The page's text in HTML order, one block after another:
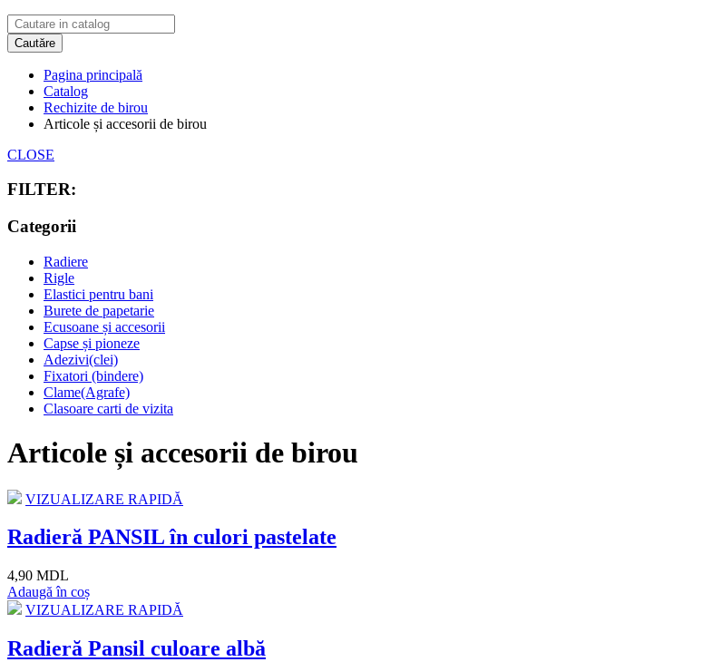
Cautăre
Pagina principală
Catalog
Rechizite de birou
Articole și accesorii de birou
CLOSE
FILTER:
Categorii
Radiere
Rigle
Elastici pentru bani
Burete de papetarie
Ecusoane și accesorii
Capse și pioneze
Adezivi(clei)
Fixatori (bindere)
Clame(Agrafe)
Clasoare carti de vizita
Articole și accesorii de birou
VIZUALIZARE RAPIDĂ
Radieră PANSIL în culori pastelate
4,90 MDL
Adaugă în coș
VIZUALIZARE RAPIDĂ
Radieră Pansil culoare albă